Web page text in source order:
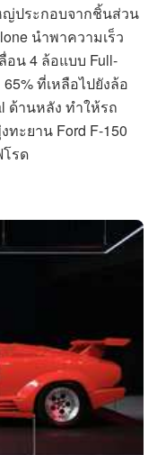
ญ่ประกอบจากชิ้นส่วน
นำพาความเร็ว
น 4 ล้อแบบ Full-
ที่เหลือไปยังล้อ
ด้านหลัง ทำให้รถ
ะยาน Ford F-150
รด